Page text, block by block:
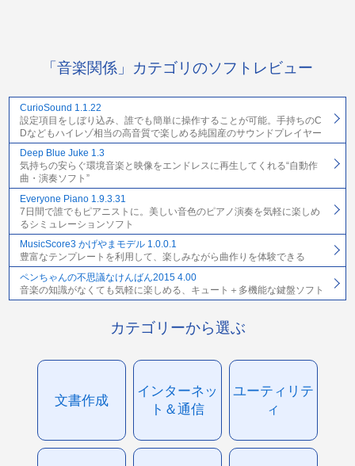
「音楽関係」カテゴリのソフトレビュー
CurioSound 1.1.22
設定項目をしぼり込み、誰でも簡単に操作することが可能。手持ちのC
Dなどもハイレゾ相当の高音質で楽しめる純国産のサウンドプレイヤー
Deep Blue Juke 1.3
気持ちの安らぐ環境音楽と映像をエンドレスに再生してくれる“自動作
曲・演奏ソフト”
Everyone Piano 1.9.3.31
7日間で誰でもピアニストに。美しい音色のピアノ演奏を気軽に楽しめ
るシミュレーションソフト
MusicScore3 かげやまモデル 1.0.0.1
豊富なテンプレートを利用して、楽しみながら曲作りを体験できる
ペンちゃんの不思議なけんばん2015 4.00
音楽の知識がなくても気軽に楽しめる、キュート＋多機能な鍵盤ソフト
カテゴリーから選ぶ
文書作成
インターネッ
ト＆通信
ユーティリテ
ィ